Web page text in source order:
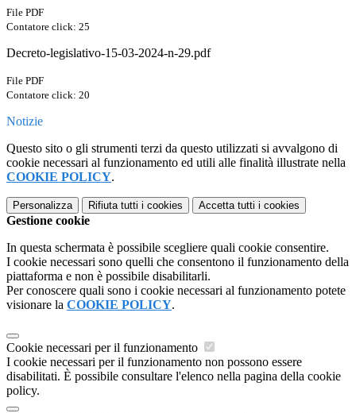
File PDF
Contatore click: 25
Decreto-legislativo-15-03-2024-n-29.pdf
File PDF
Contatore click: 20
Notizie
Questo sito o gli strumenti terzi da questo utilizzati si avvalgono di
cookie necessari al funzionamento ed utili alle finalità illustrate nella
COOKIE POLICY.
Personalizza Rifiuta tutti i cookies Accetta tutti i cookies
Gestione cookie
In questa schermata è possibile scegliere quali cookie consentire.
I cookie necessari sono quelli che consentono il funzionamento della
piattaforma e non è possibile disabilitarli.
Per conoscere quali sono i cookie necessari al funzionamento potete
visionare la COOKIE POLICY.
Cookie necessari per il funzionamento
I cookie necessari per il funzionamento non possono essere
disabilitati. È possibile consultare l'elenco nella pagina della cookie
policy.